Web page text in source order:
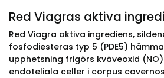
Red Viagras aktiva
Red Viagra aktiva ingrediens,
fosfodiesteras typ 5 (PDE5)
upphetsning frigörs kväveoxid
endoteliala celler i corpus